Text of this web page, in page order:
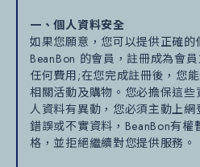
一、個人資料安全
如果您願意，您可以提供正確
BeanBon 的會員，註冊成為會
任何費用;在您完成註冊後，您
相關活動及購物。您必擔保這
人資料有異動，您必須主動上
錯誤或不實資料，BeanBon有
格，並拒絕繼續對您提供服務。